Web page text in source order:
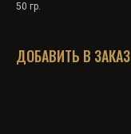
50 гр.
ДОБАВИТЬ В ЗАКАЗ